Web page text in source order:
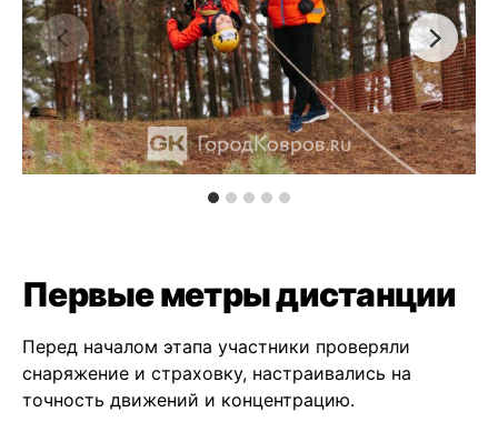
Первые метры дистанции
Перед началом этапа участники проверяли
снаряжение и страховку, настраивались на
точность движений и концентрацию.